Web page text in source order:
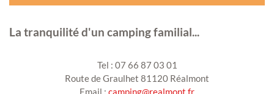
La tranquilité d'un camping familial...
Tel : 07 66 87 03 01
Route de Graulhet 81120 Réalmont
Email : camping@realmont.fr